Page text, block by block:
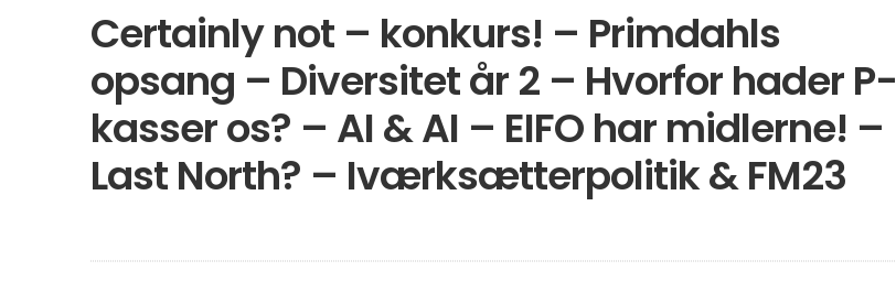
Certainly not – konkurs! – Primdahls
opsang – Diversitet år 2 – Hvorfor hader P-
kasser os? – AI & AI – EIFO har midlerne! –
Last North? – Iværksætterpolitik & FM23